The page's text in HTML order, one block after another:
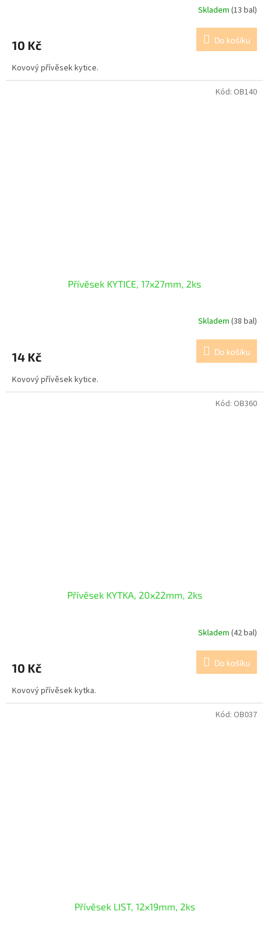
Skladem (13 bal)
10 Kč Do košíku
Kovový přívěsek kytice.
Přívěsek KYTICE, 17x27mm, 2ks
Skladem (38 bal)
14 Kč Do košíku
Kovový přívěsek kytice.
Kód: OB140
Přívěsek KYTKA, 20x22mm, 2ks
Skladem (42 bal)
10 Kč Do košíku
Kovový přívěsek kytka.
Kód: OB360
Přívěsek LIST, 12x19mm, 2ks
Kód: OB037